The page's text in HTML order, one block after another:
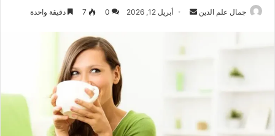
جمال علم الدين
أرسل أبريل 12, 2026 0
7 دقيقة واحدة